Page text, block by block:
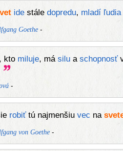
idestále dopredu, mladí ľudia
Goethe-
kto miluje, má silua schopnosť
-
robiťtú najmenšiu vec na
von Goethe-